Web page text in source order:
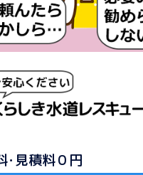
･見積料０円